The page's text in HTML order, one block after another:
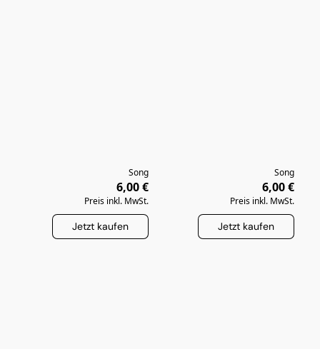
Song
6,00 €
Preis inkl. MwSt.
Jetzt kaufen
Song
6,00 €
Preis inkl. MwSt.
Jetzt kaufen